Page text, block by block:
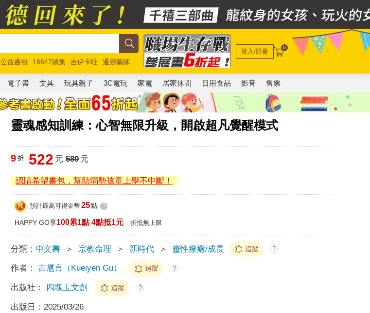
公益書包 16647續集 吉伊卡哇
通靈藥師
玩具總動員5 超慢跑
登入/註冊 0
電子書 文具 玩具親子 3C電玩 家電 居家休閒 日用食品 影音 售票
靈魂感知訓練：心智無限升級，開啟超凡覺醒模式
9 折 522 元 580元
認購希望書包，幫助弱勢孩童上學不中斷！
預計最高可得金幣 25點 ?
HAPPY GO享100累1點 4點抵1元 折抵無上限
分類： 中文書 ＞ 宗教命理 ＞ 新時代 ＞ 靈性療癒/成長 追蹤 ?
作者： 古馗言（Kueiyen Gu） 追蹤 ?
出版社： 四塊玉文創 追蹤 ?
出版日： 2025/03/26